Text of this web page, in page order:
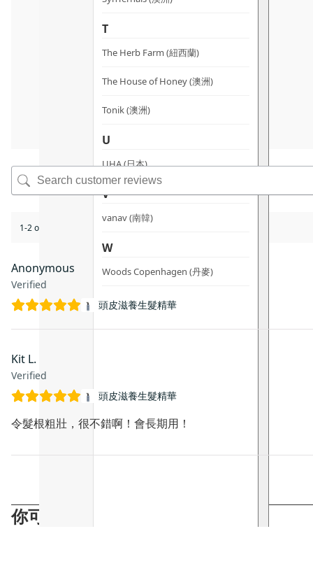
T
The Herb Farm (紐西蘭)
The House of Honey (澳洲)
Tonik (澳洲)
U
UHA (日本)
V
vanav (南韓)
W
Woods Copenhagen (丹麥)
1-2 of 2 reviews
Anonymous
Verified
頭皮滋養生髮精華
Kit L.
Verified
頭皮滋養生髮精華
令髮根粗壯，很不錯啊！會長期用！
你可能會喜歡